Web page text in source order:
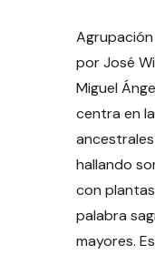
por José
Miguel
centra en
hallando
con
palabra
mayores.